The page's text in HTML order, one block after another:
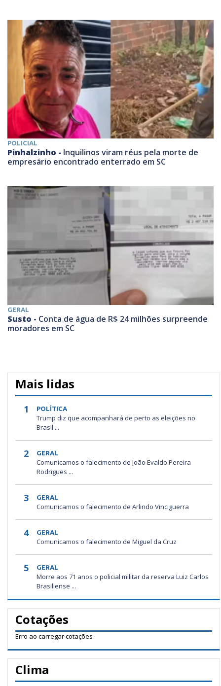
POLICIAL
Pinhalzinho - Inquilinos viram réus pela morte de
empresário encontrado enterrado em SC
GERAL
Susto - Conta de água de R$ 24 milhões surpreende
moradores em SC
Mais lidas
1 POLÍTICA
Trump diz que acompanhará de perto as eleições no
Brasil ...
2 GERAL
Comunicamos o falecimento de João Evaldo Pereira
Rodrigues ...
3 GERAL
Comunicamos o falecimento de Arlindo Vinciguerra
4 GERAL
Comunicamos o falecimento de Miguel da Cruz
5 GERAL
Morre aos 71 anos o policial militar da reserva Luiz Carlos
Brasiliense ...
Cotações
Erro ao carregar cotações
Clima